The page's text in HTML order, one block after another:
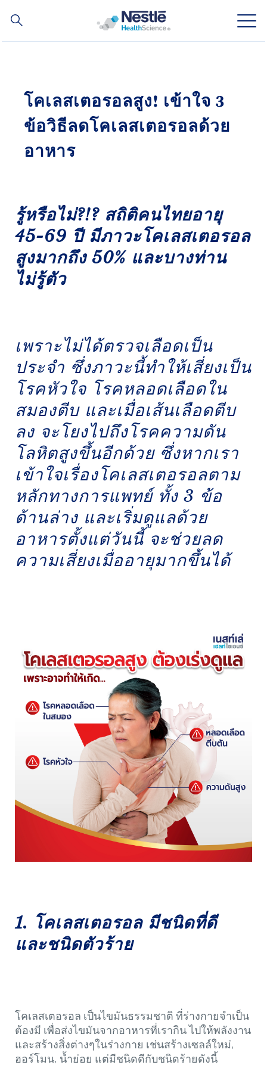
สินค้าของเรา
เกี่ยวกับเรา
การลงทุนและหุ้นส่วนทางธุรกิจของเรา
Contact
revamp
ติดต่อเรา
Social
เปลี่ยนโหมดหน้าจอ
โคเลสเตอรอลสูง! เข้าใจ 3
ข้อวิธีลดโคเลสเตอรอลด้วย
อาหาร
รู้หรือไม่?!? สถิติคนไทยอายุ
45-69 ปี มีภาวะโคเลสเตอรอล
สูงมากถึง 50% และบางท่าน
ไม่รู้ตัว
เพราะไม่ได้ตรวจเลือดเป็น
ประจำ ซึ่งภาวะนี้ทำให้เสี่ยงเป็น
โรคหัวใจ โรคหลอดเลือดใน
สมองตีบ และเมื่อเส้นเลือดตีบ
ลง จะโยงไปถึงโรคความดัน
โลหิตสูงขึ้นอีกด้วย ซึ่งหากเรา
เข้าใจเรื่องโคเลสเตอรอลตาม
หลักทางการแพทย์ ทั้ง 3 ข้อ
ด้านล่าง และเริ่มดูแลด้วย
อาหารตั้งแต่วันนี้ จะช่วยลด
ความเสี่ยงเมื่ออายุมากขึ้นได้
1. โคเลสเตอรอล มีชนิดที่ดี
และชนิดตัวร้าย
โคเลสเตอรอล เป็นไขมันธรรมชาติ ที่ร่างกายจำเป็น
ต้องมี เพื่อส่งไขมันจากอาหารที่เรากิน ไปให้พลังงาน
และสร้างสิ่งต่างๆในร่างกาย เช่นสร้างเซลล์ใหม่,
ฮอร์โมน, น้ำย่อย แต่มีชนิดดีกับชนิดร้ายดังนี้